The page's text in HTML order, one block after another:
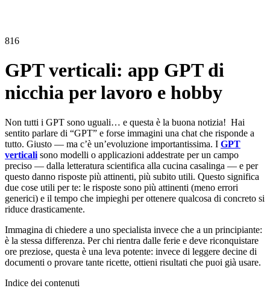
816
GPT verticali: app GPT di
nicchia per lavoro e hobby
Non tutti i GPT sono uguali… e questa è la buona notizia! Hai
sentito parlare di “GPT” e forse immagini una chat che risponde a
tutto. Giusto — ma c’è un’evoluzione importantissima. I GPT
verticali sono modelli o applicazioni addestrate per un campo
preciso — dalla letteratura scientifica alla cucina casalinga — e per
questo danno risposte più attinenti, più subito utili. Questo significa
due cose utili per te: le risposte sono più attinenti (meno errori
generici) e il tempo che impieghi per ottenere qualcosa di concreto si
riduce drasticamente.
Immagina di chiedere a uno specialista invece che a un principiante:
è la stessa differenza. Per chi rientra dalle ferie e deve riconquistare
ore preziose, questa è una leva potente: invece di leggere decine di
documenti o provare tante ricette, ottieni risultati che puoi già usare.
Indice dei contenuti